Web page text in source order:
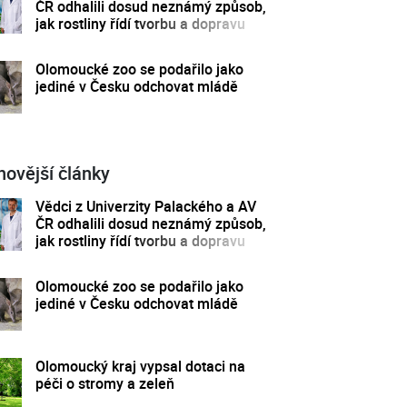
ČR odhalili dosud neznámý způsob,
jak rostliny řídí tvorbu a dopravu
Olomoucké zoo se podařilo jako
jediné v Česku odchovat mládě
články
Vědci z Univerzity Palackého a AV
ČR odhalili dosud neznámý způsob,
jak rostliny řídí tvorbu a dopravu
Olomoucké zoo se podařilo jako
jediné v Česku odchovat mládě
Olomoucký kraj vypsal dotaci na
péči o stromy a zeleň